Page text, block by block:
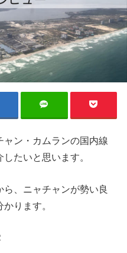
ン・カムランの国内線
たいと思います。
、ニャチャンが勢い良
ります。